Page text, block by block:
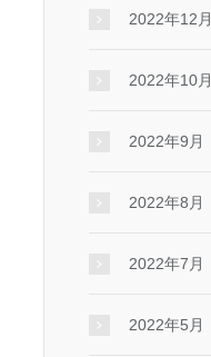
2022年12月
2022年10月
2022年9月
2022年8月
2022年7月
2022年5月